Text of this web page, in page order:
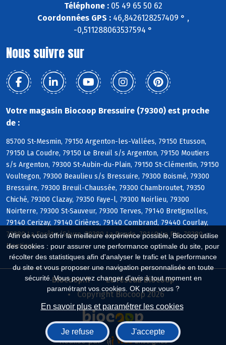
Afin de vous offrir la meilleure expérience possible, Biocoop utilise
des cookies : pour assurer une performance optimale du site, pour
récolter des statistiques afin d'analyser le trafic et la performance
du site et vous proposer une navigation personnalisée en toute
sécurité. Vous pouvez changer d'avis à tout moment en
paramétrant vos cookies. OK pour vous ?
En savoir plus et paramétrer les cookies
Je refuse J'accepte
Téléphone :05 49 65 50 62
Coordonnées GPS :46,8426128257409 ° ,
-0,511288063537594 °
Nous suivre sur
Votre magasin Biocoop Bressuire (79300) est proche
de :
85700 St-Mesmin, 79150 Argenton-les-Vallées, 79150 Etusson,
79150 La Coudre, 79150 Le Breuil s/s Argenton, 79150 Moutiers
s/s Argenton, 79300 St-Aubin-du-Plain, 79150 St-Clémentin, 79150
Voultegon, 79300 Beaulieu s/s Bressuire, 79300 Boismé, 79300
Bressuire, 79300 Breuil-Chaussée, 79300 Chambroutet, 79350
Chiché, 79300 Clazay, 79350 Faye-l, 79300 Noirlieu, 79300
Noirterre, 79300 St-Sauveur, 79300 Terves, 79140 Bretignolles,
79140 Cerizay, 79140 Cirières, 79140 Combrand, 79440 Courlay,
79380 La Forêt s/Sèvre, 79380 La Ronde, 79140 Le Pin, 79380
Montigny
Biocoop.fr
Le réseau Biocoop
Copyright Biocoop 2026
Réalisé par